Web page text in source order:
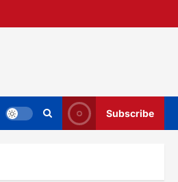
Subscribe